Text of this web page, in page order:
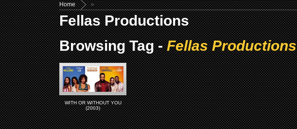
Home »
Fellas Productions
Browsing Tag -Fellas Productions
WITH OR WITHOUT YOU
(2003)